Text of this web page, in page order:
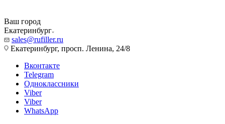
Ваш город
Екатеринбург
sales@rufiller.ru
Екатеринбург, просп. Ленина, 24/8
Вконтакте
Telegram
Одноклассники
Viber
Viber
WhatsApp